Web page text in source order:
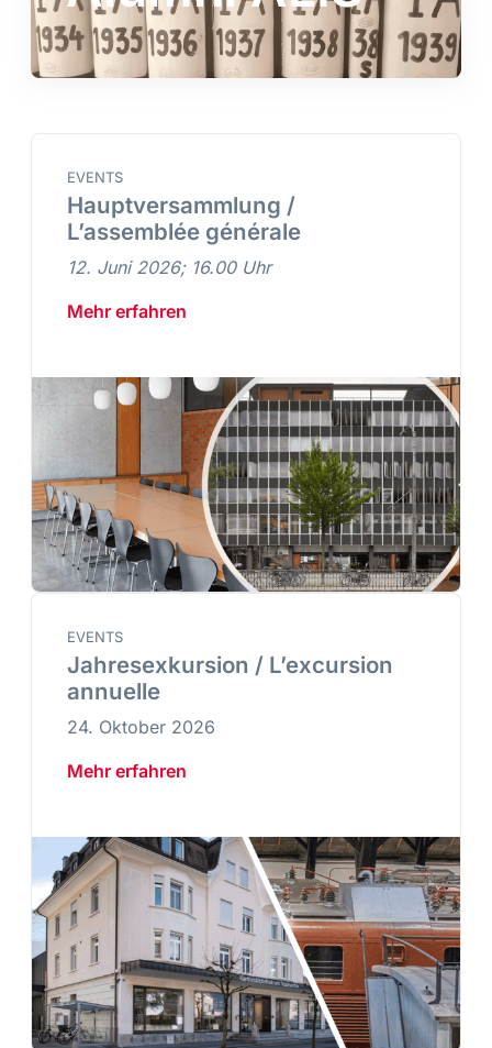
EVENTS
Hauptversammlung /
L’assemblée générale
12. Juni 2026; 16.00 Uhr
Mehr erfahren
EVENTS
Jahresexkursion / L’excursion
annuelle
24. Oktober 2026
Mehr erfahren